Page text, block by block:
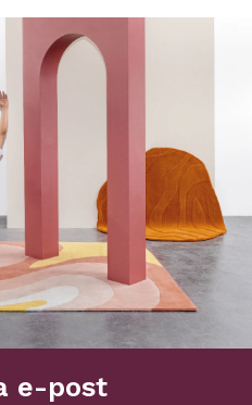
e-post